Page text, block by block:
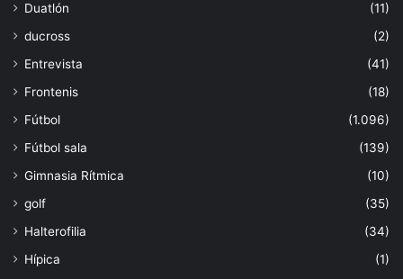
Duatlón
(11)
ducross
(2)
Entrevista
(41)
Frontenis
(18)
Fútbol
(1.096)
Fútbol sala
(139)
Gimnasia Rítmica
(10)
golf
(35)
Halterofilia
(34)
Hípica
(1)